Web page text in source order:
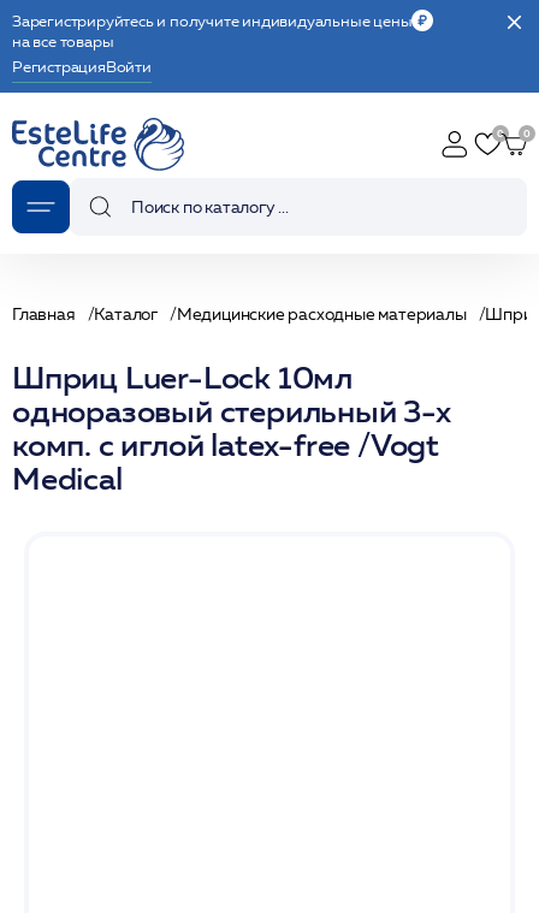
Зарегистрируйтесь и получите индивидуальные цены
на все товары
РегистрацияВойти
Главная Каталог Медицинские расходные материалы
Шприц Luer-Lock 10мл
одноразовый стерильный 3-х
комп. с иглой latex-free /Vogt
Medical